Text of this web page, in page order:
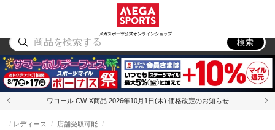
メガスポーツ公式オンラインショップ
アウトドア
検索
ワコール CW-X商品 2026年10月1日(木) 価格改定のお知らせ
レディース 店舗受取可能